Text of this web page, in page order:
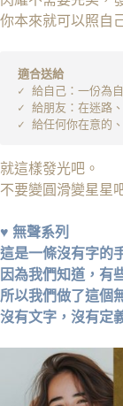
你本來就可以照自
適合送給
✓ 給自己：一份為
✓ 給朋友：在迷路
✓ 給任何你在意的
就這樣發光吧。
不要變圓滑變星星
♥ 無聲系列
這是一條沒有字的
因為我們知道，有
所以我們做了這個
沒有文字，沒有定